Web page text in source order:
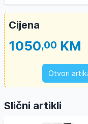
Cijena
1050,00 KM
Otvori
Slični artikli